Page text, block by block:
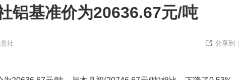
铝基准价为20636.67元/吨
社  分享到：